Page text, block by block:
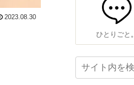
2023.08.30
ひとりごと。